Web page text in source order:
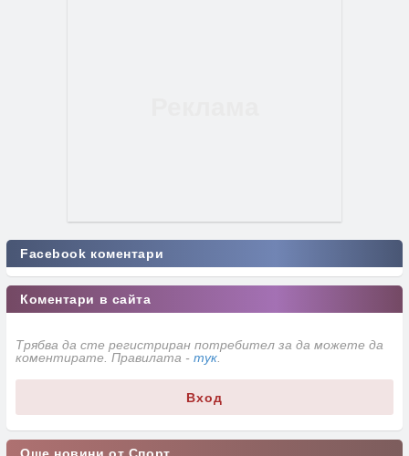
Facebook коментари
Коментари в сайта
Трябва да сте регистриран потребител за да можете да
коментирате. Правилата - тук
Вход